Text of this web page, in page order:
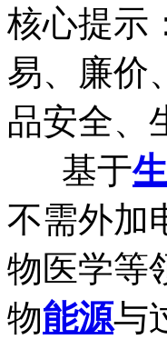
核心提示
易、廉价
品安全、
基于
不需外加
物医学等
物能源与